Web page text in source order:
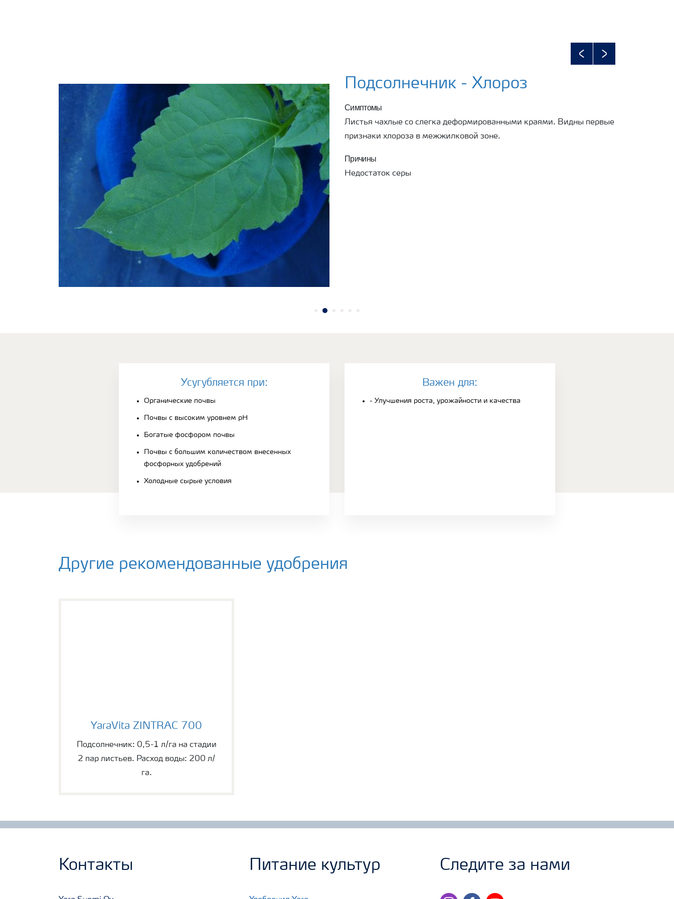
PreviousNext
Подсолнечник - Хлороз
Симптомы
Листья чахлые со слегка деформированными краями. Видны первые
признаки хлороза в межжилковой зоне.
Причины
Недостаток серы
Усугубляется при:
Органические почвы
Почвы с высоким уровнем рН
Богатые фосфором почвы
Почвы с большим количеством внесенных
фосфорных удобрений
Холодные сырые условия
Bажен для:
- Улучшения роста, урожайности и качества
Другие рекомендованные удобрения
YaraVita ZINTRAC 700
Подсолнечник: 0,5-1 л/га на стадии
2 пар листьев. Расход воды: 200 л/
га.
Контакты Питание культур Следите за нами